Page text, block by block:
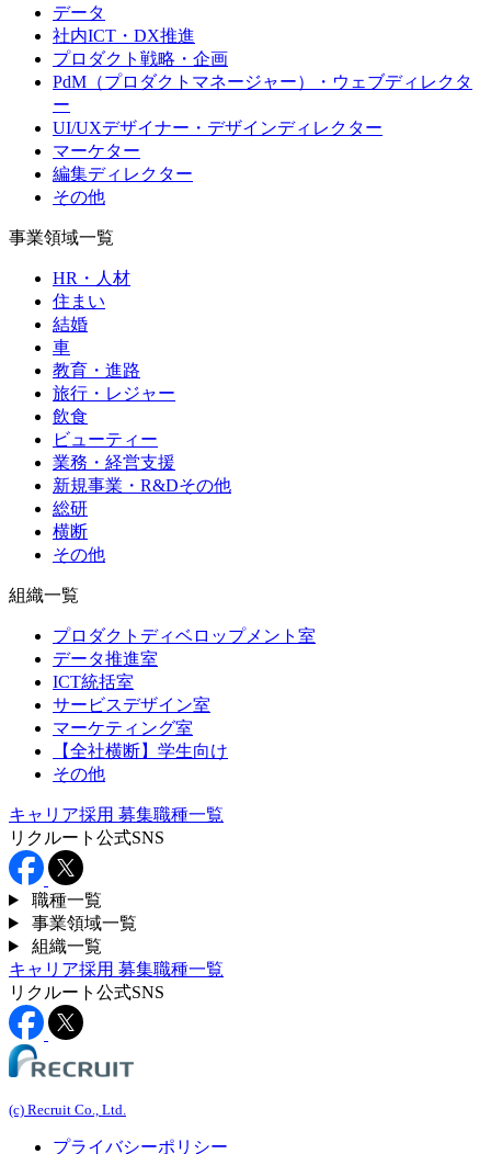
データ
社内ICT・DX推進
プロダクト戦略・企画
PdM（プロダクトマネージャー）・ウェブディレクタ
ー
UI/UXデザイナー・デザインディレクター
マーケター
編集ディレクター
その他
事業領域一覧
HR・人材
住まい
結婚
車
教育・進路
旅行・レジャー
飲食
ビューティー
業務・経営支援
新規事業・R&Dその他
総研
横断
その他
組織一覧
プロダクトディベロップメント室
データ推進室
ICT統括室
サービスデザイン室
マーケティング室
【全社横断】学生向け
その他
キャリア採用 募集職種一覧
リクルート公式SNS
職種一覧
事業領域一覧
組織一覧
キャリア採用 募集職種一覧
リクルート公式SNS
(c) Recruit Co., Ltd.
プライバシーポリシー